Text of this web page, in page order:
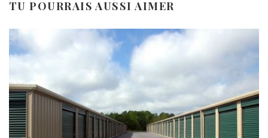
TU POURRAIS AUSSI AIMER